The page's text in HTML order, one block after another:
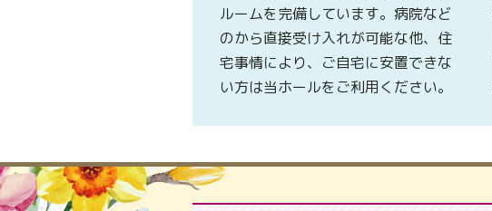
ルームを完備しています。病院など
のから直接受け入れが可能な他、住
宅事情により、ご自宅に安置できな
い方は当ホールをご利用ください。